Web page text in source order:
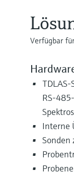
Verfügbar
RS-
Interne
Sonden